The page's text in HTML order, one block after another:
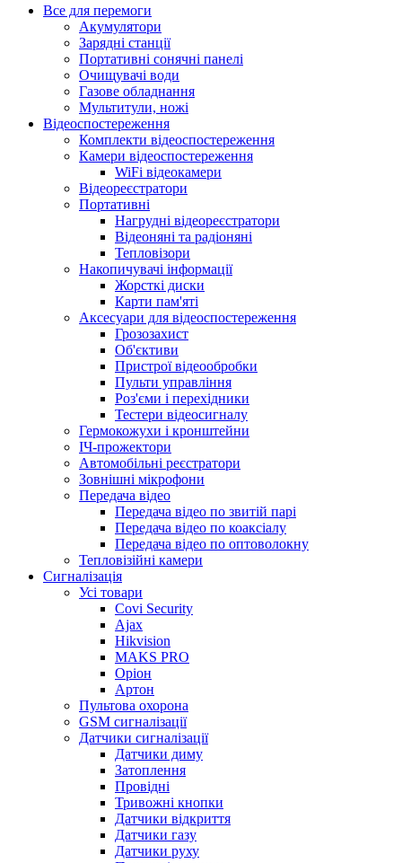
Все для перемоги
Акумулятори
Зарядні станції
Портативні сонячні панелі
Очищувачі води
Газове обладнання
Мультитули, ножі
Відеоспостереження
Комплекти відеоспостереження
Камери відеоспостереження
WiFi відеокамери
Відеореєстратори
Портативні
Нагрудні відеореєстратори
Відеоняні та радіоняні
Тепловізори
Накопичувачі інформації
Жорсткі диски
Карти пам'яті
Аксесуари для відеоспостереження
Грозозахист
Об'єктиви
Пристрої відеообробки
Пульти управління
Роз'єми і перехідники
Тестери відеосигналу
Гермокожухи і кронштейни
ІЧ-прожектори
Автомобільні реєстратори
Зовнішні мікрофони
Передача відео
Передача відео по звитій парі
Передача відео по коаксіалу
Передача відео по оптоволокну
Тепловізійні камери
Cигналізація
Усі товари
Covi Security
Ajax
Hikvision
MAKS PRO
Оріон
Артон
Пультова охорона
GSM сигналізації
Датчики сигналізації
Датчики диму
Затоплення
Провідні
Тривожні кнопки
Датчики відкриття
Датчики газу
Датчики руху